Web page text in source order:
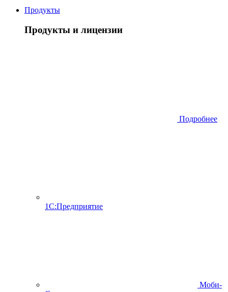
Продукты
Продукты и лицензии
Подробнее
1С:Предприятие
Моби-